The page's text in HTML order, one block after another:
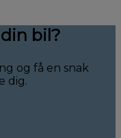
bil?
og få en snak
dig.